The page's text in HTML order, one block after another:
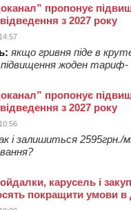
пропонує
з 2027 року
якщо гривня піде в
жоден тариф-
пропонує
з 2027 року
і залишиться 2595грн./
карусель і
покращити умови в